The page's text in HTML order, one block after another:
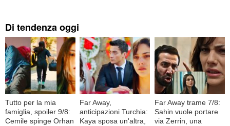
Di tendenza oggi
Tutto per la mia
famiglia, spoiler 9/8:
Cemile spinge Orhan
Far Away,
anticipazioni Turchia:
Kaya sposa un'altra,
Far Away trame 7/8:
Sahin vuole portare
via Zerrin, una